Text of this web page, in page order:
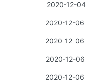
2020-12-
2020-12-06
2020-12-06
2020-12-
2020-12-06